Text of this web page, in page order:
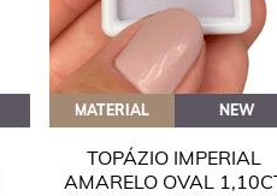
MATERIAL NEW
TOPÁZIO IMPERIAL
AMARELO OVAL